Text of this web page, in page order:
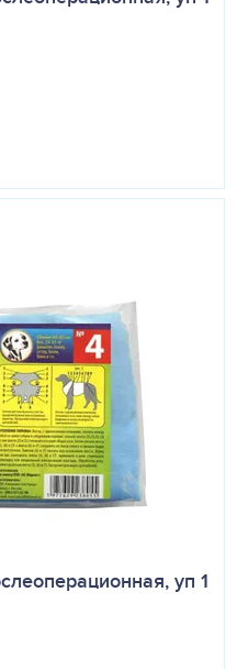
уп 1